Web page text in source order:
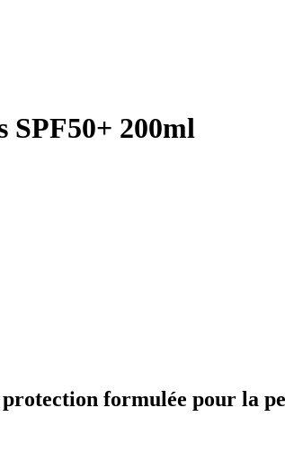
200ml
formulée pour la